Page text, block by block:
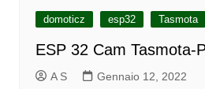
domoticz esp32 Tasmota
ESP 32 Cam Tasmota-
A S Gennaio 12, 2022